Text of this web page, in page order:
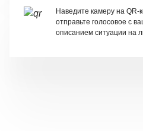
Наведите камеру на QR-
отправьте голосовое с
описанием ситуации на